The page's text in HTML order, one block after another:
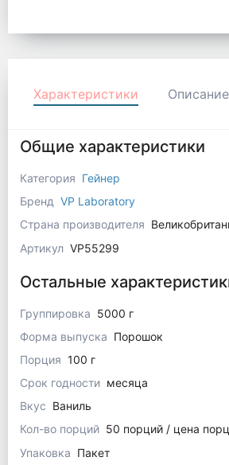
Характеристики Описание
Общие характеристики
Категория Гейнер
Бренд VP Laboratory
Страна производителя
Артикул VP55299
Остальные
Группировка 5000 г
Форма выпуска Порошок
Порция 100 г
Срок годности месяца
Вкус Ваниль
Кол-во порций 50 порций / цена
Упаковка Пакет